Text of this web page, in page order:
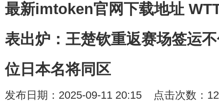
最新imtoken官网下载地址
表出炉：王楚钦重返赛场签运
位日本名将同区
发布日期：2025-09-11 20:15 点击次数：